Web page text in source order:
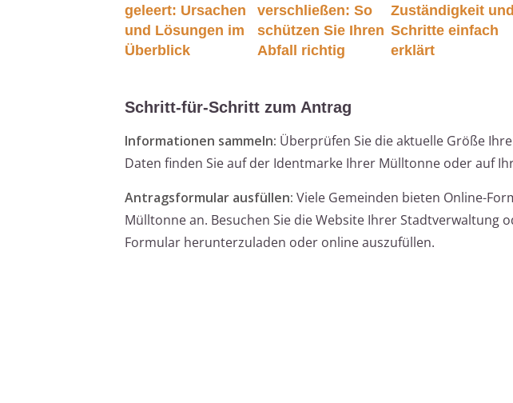
geleert: Ursachen
und Lösungen im
Überblick
verschließen: So
schützen Sie Ihren
Abfall richtig
Zuständigkeit und
Schritte einfach
erklärt
Schritt-für-Schritt zum Antrag
Informationen sammeln: Überprüfen Sie die aktuelle Größe
Daten finden Sie auf der Identmarke Ihrer Mülltonne oder auf
Antragsformular ausfüllen: Viele Gemeinden bieten Online-
Mülltonne an. Besuchen Sie die Website Ihrer Stadtverwaltung
Formular herunterzuladen oder online auszufüllen.